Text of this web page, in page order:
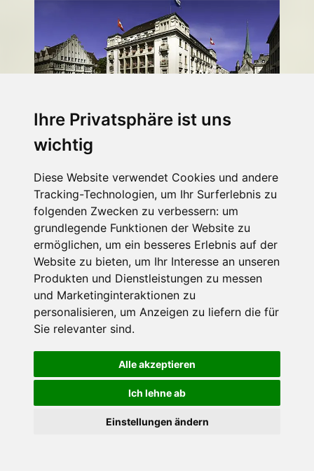
Ihre Privatsphäre ist uns
wichtig
Diese Website verwendet Cookies und andere
Tracking-Technologien, um Ihr Surferlebnis zu
folgenden Zwecken zu verbessern: um
grundlegende Funktionen der Website zu
ermöglichen, um ein besseres Erlebnis auf der
Website zu bieten, um Ihr Interesse an unseren
Produkten und Dienstleistungen zu messen
und Marketinginteraktionen zu
personalisieren, um Anzeigen zu liefern die für
Sie relevanter sind.
Alle akzeptieren
Ich lehne ab
Einstellungen ändern
Savoy Hotel Baur en
Ville
Hotel
Zürich, Zürich Region, Schweiz
Internet
ab€ 236,-
Gesamtpreis ab € 236,-
Jetzt buchen